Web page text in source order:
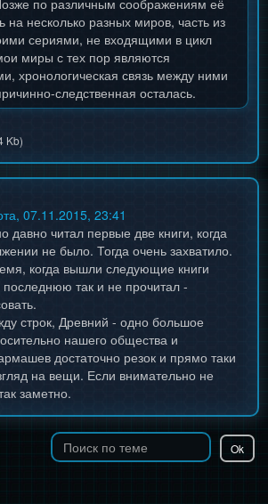
по различным соображениям её
на несколько разных миров, часть из
сериями, не входящими в цикл
миры с тех пор являются
хронологическая связь между ними
следственная осталась.
Kb)
07.11.2015, 23:41
давно читал первые две книги, когда
не было. Тогда очень захватило.
когда вышли следующие книги
последнюю так и не прочитал -
строк, Древний - одно большое
нашего общества и
достаточно резок и прямо таки
на вещи. Если внимательно не
заметно.